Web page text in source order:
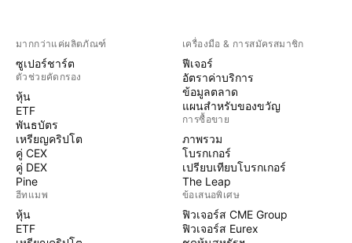
มากกว่าแค่ผลิตภัณฑ์
ซูเปอร์ชาร์ต
ตัวช่วยคัดกรอง
หุ้น
ETF
พันธบัตร
เหรียญคริปโต
คู่ CEX
คู่ DEX
Pine
ฮีทแมพ
หุ้น
ETF
เครื่องมือ & การสมัครสมาชิก
ฟีเจอร์
อัตราค่าบริการ
ข้อมูลตลาด
แผนสำหรับของขวัญ
การซื้อขาย
ภาพรวม
โบรกเกอร์
เปรียบเทียบโบรกเกอร์
The Leap
ข้อเสนอพิเศษ
ฟิวเจอร์ส CME Group
ฟิวเจอร์ส Eurex